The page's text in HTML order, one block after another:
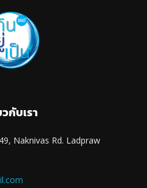
กับเรา
Naknivas Rd. Ladpraw